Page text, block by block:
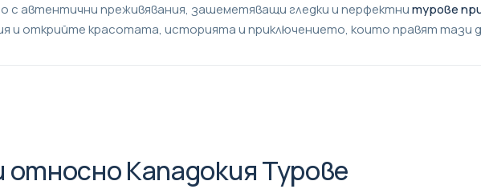
с автентични преживявания, зашеметяващи гледки и перфектнитурове
и открийте красотата, историята и приключението, които правят тази
Кападокия Турове